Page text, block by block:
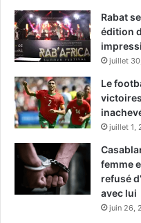
Rabat
édition
juillet
Le
juillet 1,
femme
refusé
avec lui
juin 26,